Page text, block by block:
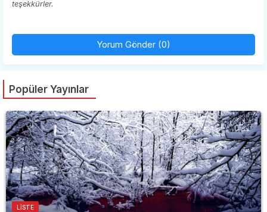
teşekkürler.
Yorum Gönder (0)
Popüler Yayınlar
LISTE